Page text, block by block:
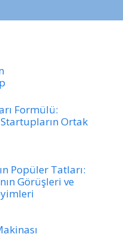
Formülü:
Ortak
Popüler Tatları:
Görüşleri ve